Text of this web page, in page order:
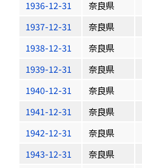
1936-12-31
奈良県
1937-12-31
奈良県
1938-12-31
奈良県
1939-12-31
奈良県
1940-12-31
奈良県
1941-12-31
奈良県
1942-12-31
奈良県
1943-12-31
奈良県